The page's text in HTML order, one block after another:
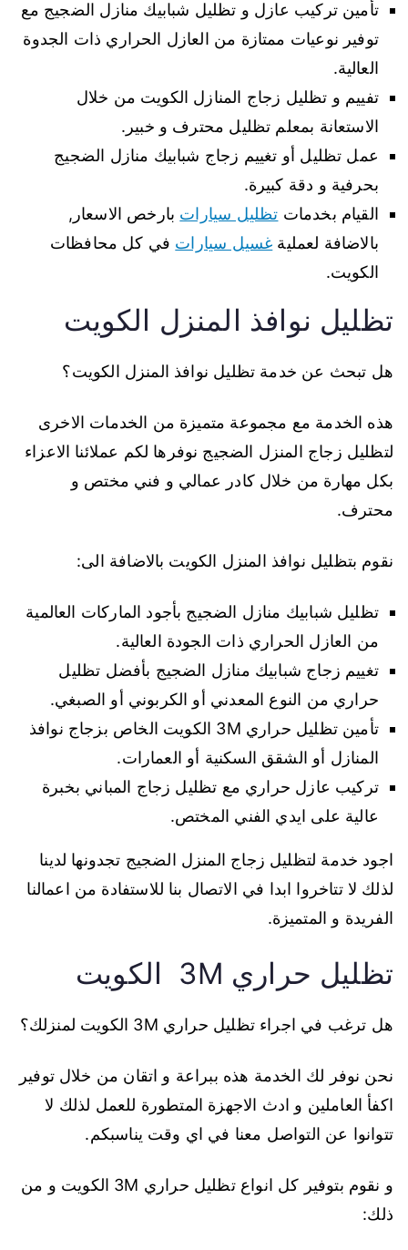
تأمين تركيب عازل و تظليل شبابيك منازل الضجيج مع
توفير نوعيات ممتازة من العازل الحراري ذات الجدوة
العالية.
تفييم و تظليل زجاج المنازل الكويت من خلال
الاستعانة بمعلم تظليل محترف و خبير.
عمل تظليل أو تغييم زجاج شبابيك منازل الضجيج
بحرفية و دقة كبيرة.
القيام بخدمات تظليل سيارات بارخص الاسعار,
بالاضافة لعملية غسيل سيارات في كل محافظات
الكويت.
تظليل نوافذ المنزل الكويت
هل تبحث عن خدمة تظليل نوافذ المنزل الكويت؟
هذه الخدمة مع مجموعة متميزة من الخدمات الاخرى
لتظليل زجاج المنزل الضجيج نوفرها لكم عملائنا الاعزاء
بكل مهارة من خلال كادر عمالي و فني مختص و
محترف.
نقوم بتظليل نوافذ المنزل الكويت بالاضافة الى:
تظليل شبابيك منازل الضجيج بأجود الماركات العالمية
من العازل الحراري ذات الجودة العالية.
تغييم زجاج شبابيك منازل الضجيج بأفضل تظليل
حراري من النوع المعدني أو الكربوني أو الصبغي.
تأمين تظليل حراري 3M الكويت الخاص بزجاج نوافذ
المنازل أو الشقق السكنية أو العمارات.
تركيب عازل حراري مع تظليل زجاج المباني بخبرة
عالية على ايدي الفني المختص.
اجود خدمة لتظليل زجاج المنزل الضجيج تجدونها لدينا
لذلك لا تتاخروا ابدا في الاتصال بنا للاستفادة من اعمالنا
الفريدة و المتميزة.
تظليل حراري 3M الكويت
هل ترغب في اجراء تظليل حراري 3M الكويت لمنزلك؟
نحن نوفر لك الخدمة هذه ببراعة و اتقان من خلال توفير
اكفأ العاملين و ادث الاجهزة المتطورة للعمل لذلك لا
تتوانوا عن التواصل معنا في اي وقت يناسبكم.
و نقوم بتوفير كل انواع تظليل حراري 3M الكويت و من
ذلك: